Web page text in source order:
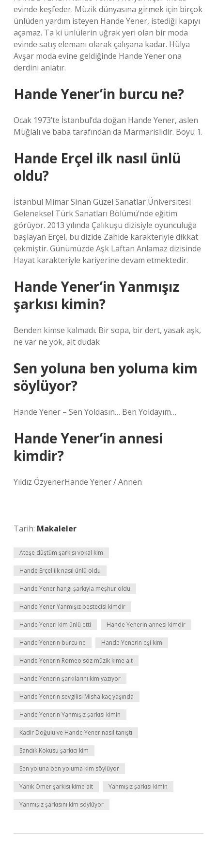
evinde keşfeder. Müzik dünyasına girmek için birçok
ünlüden yardım isteyen Hande Yener, istediği kapıyı
açamaz. Ta ki ünlülerin uğrak yeri olan bir moda
evinde satış elemanı olarak çalışana kadar. Hülya
Avşar moda evine geldiğinde Hande Yener ona
derdini anlatır.
Hande Yener’in burcu ne?
Ocak 1973’te İstanbul’da doğan Hande Yener, aslen
Muğlalı ve baba tarafından da Marmarislidir. Boyu 1.
Hande Erçel ilk nasıl ünlü
oldu?
İstanbul Mimar Sinan Güzel Sanatlar Üniversitesi
Geleneksel Türk Sanatları Bölümü’nde eğitim
görüyor. 2013 yılında Çalıkuşu dizisiyle oyunculuğa
başlayan Erçel, bu dizide Zahide karakteriyle dikkat
çekmiştir. Günümüzde Aşk Laftan Anlamaz dizisinde
Hayat karakteriyle kariyerine devam etmektedir.
Hande Yener’in Yanmışız
şarkısı kimin?
Benden kimse kalmadı. Bir sopa, bir dert, yasak aşk,
ne var ne yok, alt dudak
Sen yoluna ben yoluma kim
söylüyor?
Hande Yener – Sen Yoldasın… Ben Yoldayım…
Hande Yener’in annesi
kimdir?
Yıldız ÖzyenerHande Yener / Annen
Tarih: Makaleler
Ateşe düştüm şarkısı vokal kim
Hande Erçel ilk nasıl ünlü oldu
Hande Yener hangi şarkıyla meşhur oldu
Hande Yener Yanmışız bestecisi kimdir
Hande Yeneri kim ünlü etti Hande Yenerin annesi kimdir
Hande Yenerin burcu ne Hande Yenerin eşi kim
Hande Yenerin Romeo söz müzik kime ait
Hande Yenerin şarkılarını kim yazıyor
Hande Yenerin sevgilisi Misha kaç yaşında
Hande Yenerin Yanmışız şarkısı kimin
Kadir Doğulu ve Hande Yener nasıl tanıştı
Sandık Kokusu şarkıcı kim
Sen yoluna ben yoluma kim söylüyor
Yanık Ömer şarkısı kime ait Yanmışız şarkısı kimin
Yanmışız şarkısını kim söylüyor